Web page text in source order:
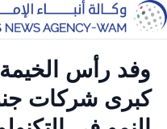
وفد رأس
كبرى شركات